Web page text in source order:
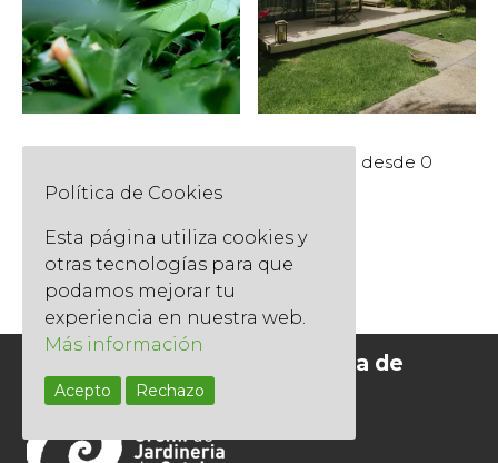
130,00€
Jardín desde 0
Socios del Gremi de Jardineria de
Catalunya
Política de Cookies
Esta página utiliza cookies y
otras tecnologías para que
podamos mejorar tu
experiencia en nuestra web.
Más información
Acepto Rechazo